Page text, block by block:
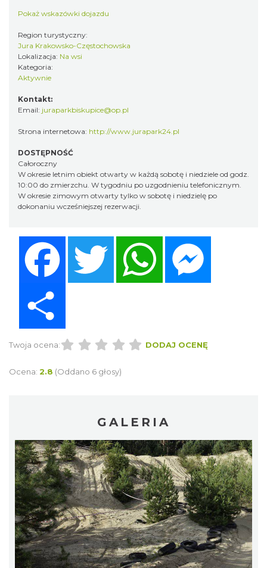
Pokaż wskazówki dojazdu
Region turystyczny:
Jura Krakowsko-Częstochowska
Lokalizacja: Na wsi
Kategoria:
Aktywnie
Kontakt:
Email: juraparkbiskupice@op.pl
Strona internetowa: http://www.jurapark24.pl
DOSTĘPNOŚĆ
Całoroczny
W okresie letnim obiekt otwarty w każdą sobotę i niedziele od godz.
10:00 do zmierzchu. W tygodniu po uzgodnieniu telefonicznym.
W okresie zimowym otwarty tylko w sobotę i niedzielę po
dokonaniu wcześniejszej rezerwacji.
Twitter WhatsApp
Twoja ocena: DODAJ OCENĘ
Ocena: 2.8 (Oddano 6 głosy)
GALERIA